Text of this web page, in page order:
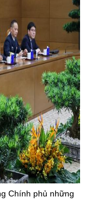
Chính phủ những